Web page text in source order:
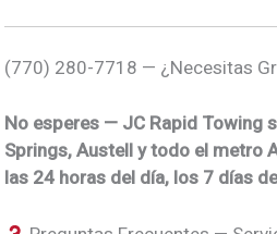
(770) 280-7718 — ¿Necesitas
No esperes — JC Rapid Towing
Springs, Austell y todo el metro
las 24 horas del día, los 7 días